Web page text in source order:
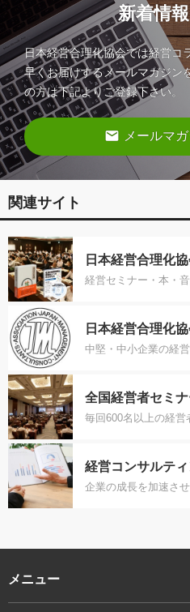
新着情
日本経営合理化協会では経営コ
早くお届けするメールマガジン
の方は下記よりご登録下さい。
email メールマ
関連サイト
日本経営合理化
経営セミナー・本・
日本経営合理化
中堅・中小企業の経
全国経営者セミ
毎回600名以上の経
経営コンサルテ
企業の成長を加速さ
メニュー